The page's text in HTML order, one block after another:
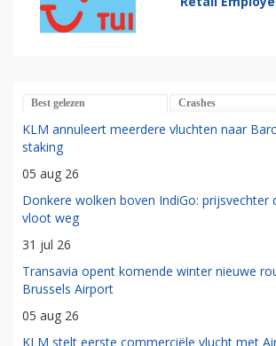
Best gelezen Crashes
KLM annuleert meerdere vluchten naar
staking
05 aug 26
Donkere wolken boven IndiGo: prijsvechter
vloot weg
31 jul 26
Transavia opent komende winter nieuwe
Brussels Airport
05 aug 26
KLM stelt eerste commerciële vlucht met